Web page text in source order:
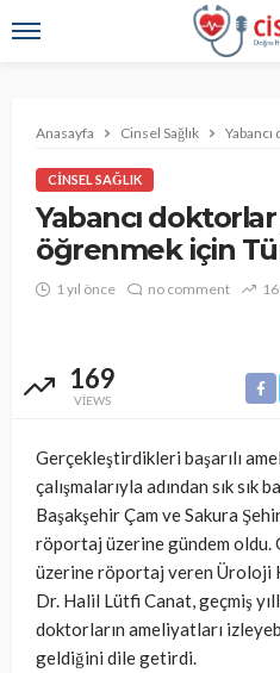
Anasayfa Cinsel Sağlık
CINSEL SAĞLIK
Yabancı
öğrenmek için
1 yıl önce no comment
169
VIEWS
Gerçekleştirdikleri başarılı
çalışmalarıyla adından sık sık
Başakşehir Çam ve Sakura
röportaj üzerine gündem oldu.
üzerine röportaj veren Üroloji
Dr. Halil Lütfi Canat, geçmiş
doktorların ameliyatları
geldiğini dile getirdi.